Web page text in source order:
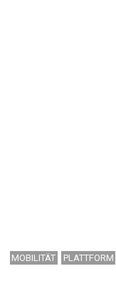
MOBILITÄT PLATTFORM